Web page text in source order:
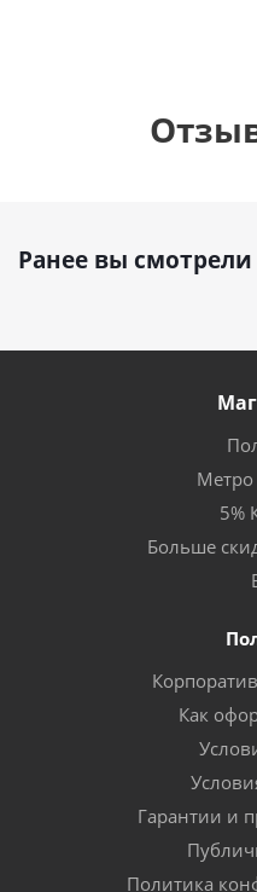
Ранее вы смотрели
Метро
5%
Больше
Как
Гарантии и
Политика